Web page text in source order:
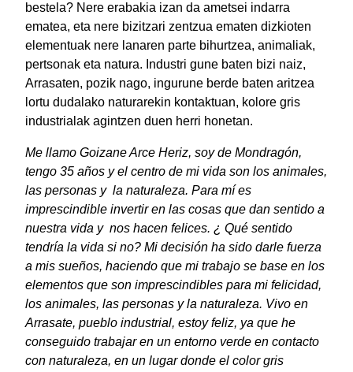
bestela? Nere erabakia izan da ametsei indarra
ematea, eta nere bizitzari zentzua ematen dizkioten
elementuak nere lanaren parte bihurtzea, animaliak,
pertsonak eta natura. Industri gune baten bizi naiz,
Arrasaten, pozik nago, ingurune berde baten aritzea
lortu dudalako naturarekin kontaktuan, kolore gris
industrialak agintzen duen herri honetan.
Me llamo Goizane Arce Heriz, soy de Mondragón,
tengo 35 años y el centro de mi vida son los animales,
las personas y la naturaleza. Para mí es
imprescindible invertir en las cosas que dan sentido a
nuestra vida y nos hacen felices. ¿ Qué sentido
tendría la vida si no? Mi decisión ha sido darle fuerza
a mis sueños, haciendo que mi trabajo se base en los
elementos que son imprescindibles para mi felicidad,
los animales, las personas y la naturaleza. Vivo en
Arrasate, pueblo industrial, estoy feliz, ya que he
conseguido trabajar en un entorno verde en contacto
con naturaleza, en un lugar donde el color gris